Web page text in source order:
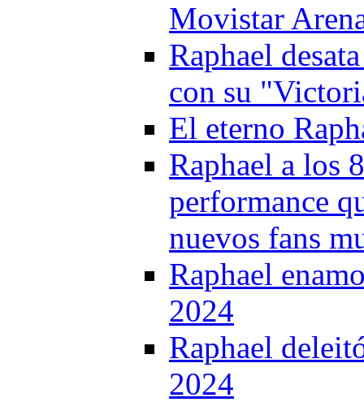
Movistar
Raphael
con su
El eterno
Raphael a los
performance
nuevos fans
Raphael
2024
Raphael
2024